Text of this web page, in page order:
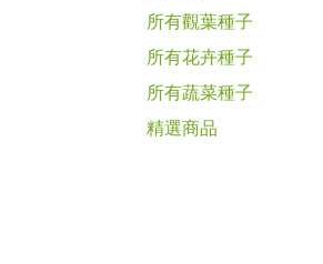
所有觀葉種子
所有花卉種子
所有蔬菜種子
精選商品